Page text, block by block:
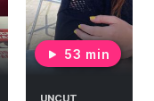
53 min
UNCUT